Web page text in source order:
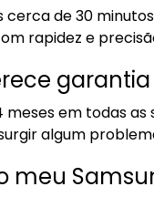
de 30
rapidez e
em todas
algum
meu